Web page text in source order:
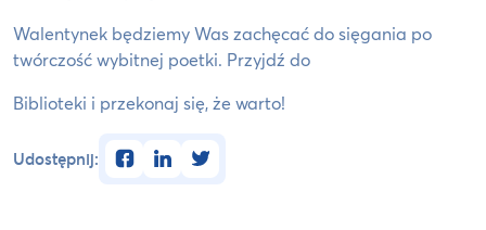
Walentynek będziemy Was zachęcać do sięgania po
twórczość wybitnej poetki. Przyjdź do
Biblioteki i przekonaj się, że warto!
Udostępnij: facebooklinkedintwitter